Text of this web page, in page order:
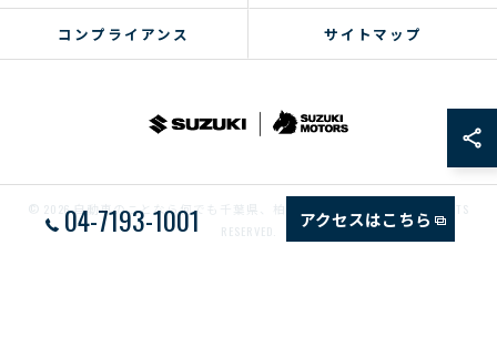
04-7193-1001 アクセスはこちら
コンプライアンス サイトマップ
© 2026 自動車のことなら何でも千葉県、柏のスズキモータース ALL RIGHTS
RESERVED.